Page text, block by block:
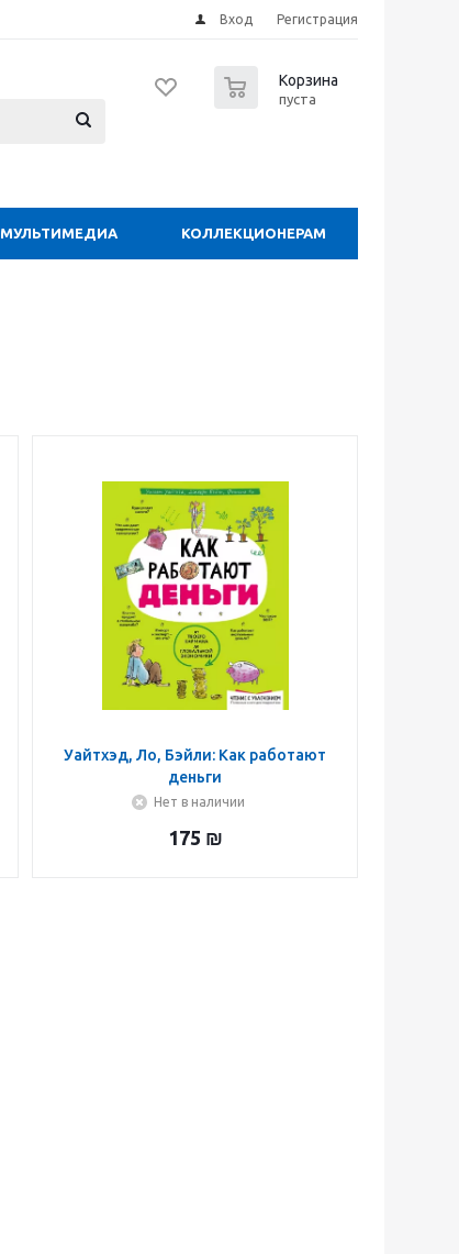
Вход Регистрация
Корзина
пуста
МУЛЬТИМЕДИА КОЛЛЕКЦИОНЕРАМ
Уайтхэд, Ло, Бэйли: Как работают
деньги
Нет в наличии
175 ₪